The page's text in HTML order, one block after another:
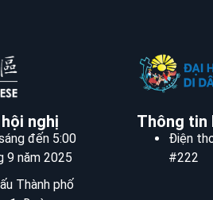
nghị
đến 5:00
9 năm 2025
Thành phố
Thông tin
Điện
#222